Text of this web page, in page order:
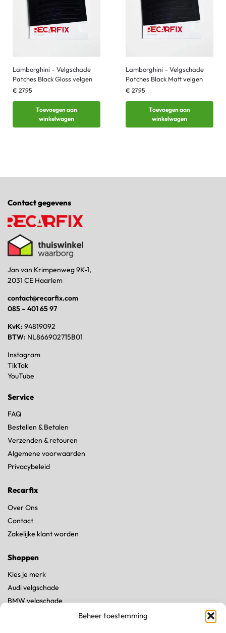
Beheer toestemming
Lamborghini – Velgschade
Patches Black Gloss velgen
€ 27,95
Toevoegen aan
winkelwagen
Lamborghini – Velgschade
Patches Black Matt velgen
€ 27,95
Toevoegen aan
winkelwagen
Contact gegevens
Jan van Krimpenweg 9K-1,
2031 CE Haarlem
contact@recarfix.com
085 – 401 65 97
KvK: 94819092
BTW: NL866902715B01
Instagram
TikTok
YouTube
Service
FAQ
Bestellen & Betalen
Verzenden & retouren
Algemene voorwaarden
Privacybeleid
Recarfix
Over Ons
Contact
Zakelijke klant worden
Shoppen
Kies je merk
Audi velgschade
BMW velgschade
Land Rover velgschade